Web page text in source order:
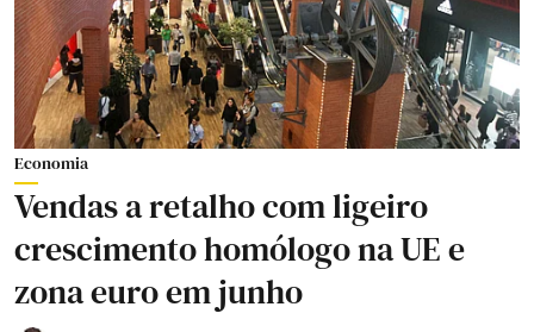
Economia
Vendas a retalho com ligeiro
crescimento homólogo na UE e
zona euro em junho